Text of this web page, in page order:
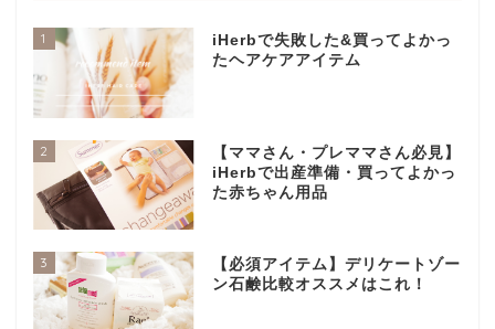
1
iHerbで失敗した&買ってよかっ
たヘアケアアイテム
2
【ママさん・プレママさん必見】
iHerbで出産準備・買ってよかっ
た赤ちゃん用品
3
【必須アイテム】デリケートゾー
ン石鹸比較オススメはこれ！